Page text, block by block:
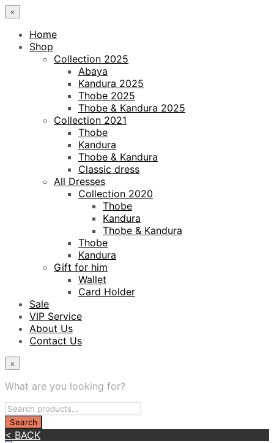
×
Home
Shop
Collection 2025
Abaya
Kandura 2025
Thobe 2025
Thobe & Kandura 2025
Collection 2021
Thobe
Kandura
Thobe & Kandura
Classic dress
All Dresses
Collection 2020
Thobe
Kandura
Thobe & Kandura
Thobe
Kandura
Gift for him
Wallet
Card Holder
Sale
VIP Service
About Us
Contact Us
×
What are you looking for?
< BACK